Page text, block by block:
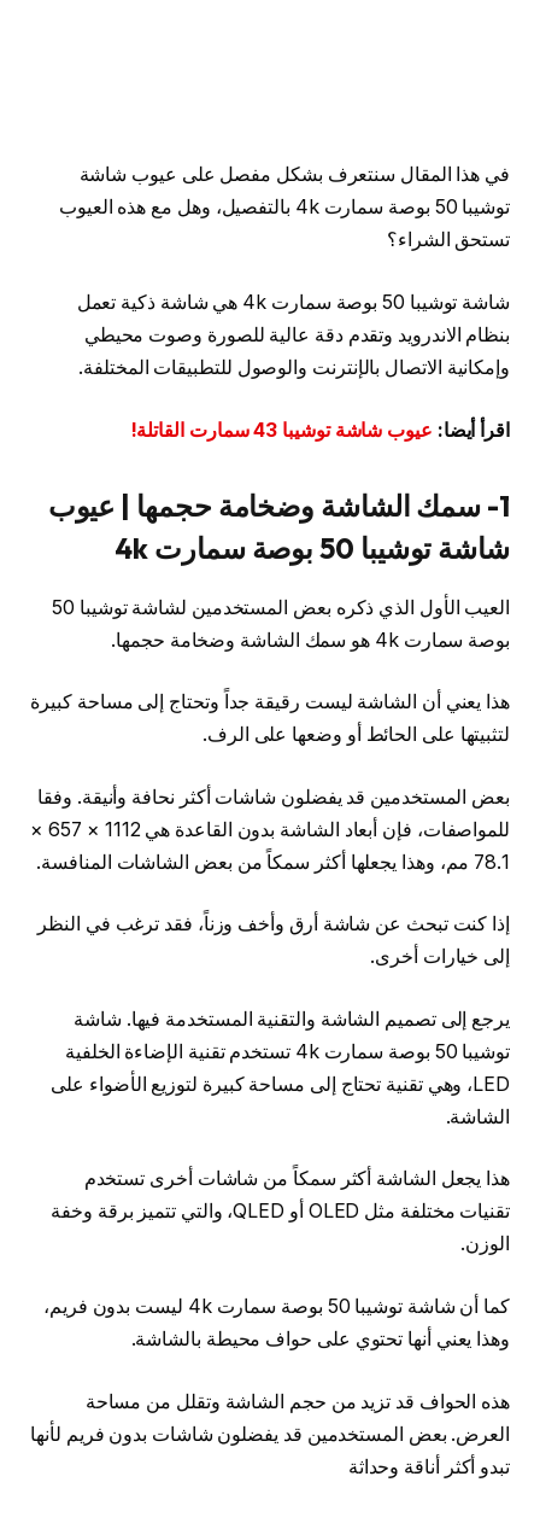
في هذا المقال سنتعرف بشكل مفصل على عيوب شاشة
توشيبا 50 بوصة سمارت 4k بالتفصيل، وهل مع هذه العيوب
تستحق الشراء؟
شاشة توشيبا 50 بوصة سمارت 4k هي شاشة ذكية تعمل
بنظام الاندرويد وتقدم دقة عالية للصورة وصوت محيطي
وإمكانية الاتصال بالإنترنت والوصول للتطبيقات المختلفة.
اقرأ أيضا: عيوب شاشة توشيبا 43 سمارت القاتلة!
1- سمك الشاشة وضخامة حجمها | عيوب
شاشة توشيبا 50 بوصة سمارت 4k
العيب الأول الذي ذكره بعض المستخدمين لشاشة توشيبا 50
بوصة سمارت 4k هو سمك الشاشة وضخامة حجمها.
هذا يعني أن الشاشة ليست رقيقة جداً وتحتاج إلى مساحة كبيرة
لتثبيتها على الحائط أو وضعها على الرف.
بعض المستخدمين قد يفضلون شاشات أكثر نحافة وأنيقة. وفقا
للمواصفات، فإن أبعاد الشاشة بدون القاعدة هي 1112 × 657 ×
78.1 مم، وهذا يجعلها أكثر سمكاً من بعض الشاشات المنافسة.
إذا كنت تبحث عن شاشة أرق وأخف وزناً، فقد ترغب في النظر
إلى خيارات أخرى.
يرجع إلى تصميم الشاشة والتقنية المستخدمة فيها. شاشة
توشيبا 50 بوصة سمارت 4k تستخدم تقنية الإضاءة الخلفية
LED، وهي تقنية تحتاج إلى مساحة كبيرة لتوزيع الأضواء على
الشاشة.
هذا يجعل الشاشة أكثر سمكاً من شاشات أخرى تستخدم
تقنيات مختلفة مثل OLED أو QLED، والتي تتميز برقة وخفة
الوزن.
كما أن شاشة توشيبا 50 بوصة سمارت 4k ليست بدون فريم،
وهذا يعني أنها تحتوي على حواف محيطة بالشاشة.
هذه الحواف قد تزيد من حجم الشاشة وتقلل من مساحة
العرض. بعض المستخدمين قد يفضلون شاشات بدون فريم لأنها
تبدو أكثر أناقة وحداثة